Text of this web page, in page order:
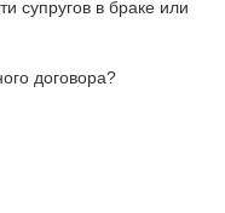
супругов в браке или
договора?